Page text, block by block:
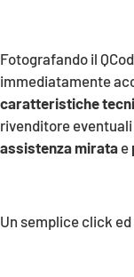
Fotografando il
immediatamente
caratteristiche
rivenditore
assistenza mirata e
Un semplice click